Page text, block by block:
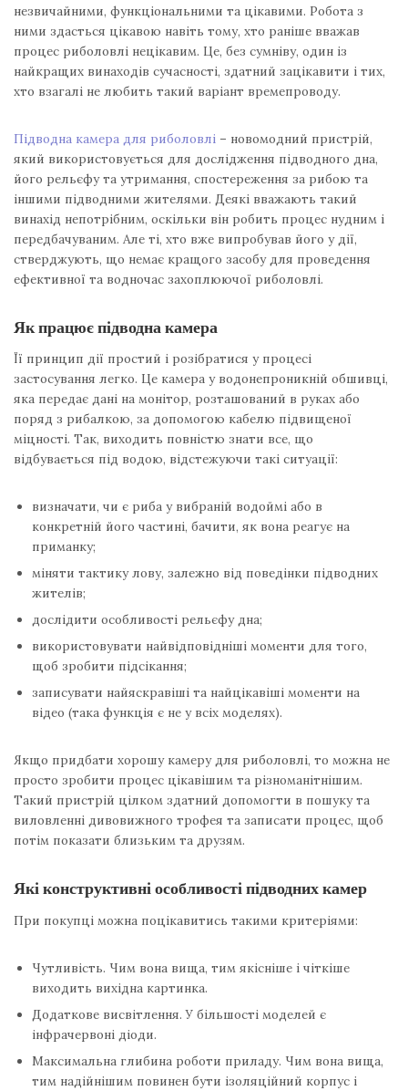
незвичайними, функціональними та цікавими. Робота з
ними здасться цікавою навіть тому, хто раніше вважав
процес риболовлі нецікавим. Це, без сумніву, один із
найкращих винаходів сучасності, здатний зацікавити і тих,
хто взагалі не любить такий варіант времепроводу.
Підводна камера для риболовлі – новомодний пристрій,
який використовується для дослідження підводного дна,
його рельєфу та утримання, спостереження за рибою та
іншими підводними жителями. Деякі вважають такий
винахід непотрібним, оскільки він робить процес нудним і
передбачуваним. Але ті, хто вже випробував його у дії,
стверджують, що немає кращого засобу для проведення
ефективної та водночас захоплюючої риболовлі.
Як працює підводна камера
Її принцип дії простий і розібратися у процесі
застосування легко. Це камера у водонепроникній обшивці,
яка передає дані на монітор, розташований в руках або
поряд з рибалкою, за допомогою кабелю підвищеної
міцності. Так, виходить повністю знати все, що
відбувається під водою, відстежуючи такі ситуації:
визначати, чи є риба у вибраній водоймі або в
конкретній його частині, бачити, як вона реагує на
приманку;
міняти тактику лову, залежно від поведінки підводних
жителів;
дослідити особливості рельєфу дна;
використовувати найвідповідніші моменти для того,
щоб зробити підсікання;
записувати найяскравіші та найцікавіші моменти на
відео (така функція є не у всіх моделях).
Якщо придбати хорошу камеру для риболовлі, то можна не
просто зробити процес цікавішим та різноманітнішим.
Такий пристрій цілком здатний допомогти в пошуку та
виловленні дивовижного трофея та записати процес, щоб
потім показати близьким та друзям.
Які конструктивні особливості підводних камер
При покупці можна поцікавитись такими критеріями:
Чутливість. Чим вона вища, тим якісніше і чіткіше
виходить вихідна картинка.
Додаткове висвітлення. У більшості моделей є
інфрачервоні діоди.
Максимальна глибина роботи приладу. Чим вона вища,
тим надійнішим повинен бути ізоляційний корпус і